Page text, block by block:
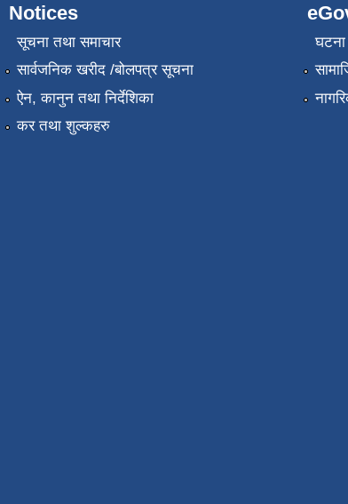
Notices
सूचना तथा समाचार
सार्वजनिक खरीद /बोलपत्र सूचना
ऐन, कानुन तथा निर्देशिका
कर तथा शुल्कहरु
घटना